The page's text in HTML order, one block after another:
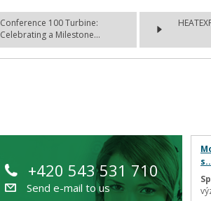
Conference 100 Turbine:
Celebrating a Milestone...
+420 543 531 710
Send e-mail to us